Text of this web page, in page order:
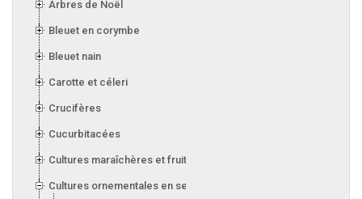
Arbres de Noël
Bleuet en corymbe
Bleuet nain
Carotte et céleri
Crucifères
Cucurbitacées
Cultures maraîchères et fruitières en serre
Cultures ornementales en serre